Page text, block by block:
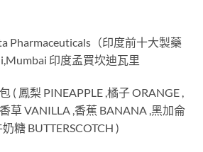
Pharmaceuticals（印度前十大製藥
印度孟買坎迪瓦里
( 鳳梨 PINEAPPLE ,橘子 ORANGE ,
香草 VANILLA ,香蕉 BANANA ,黑加侖
糖 BUTTERSCOTCH )